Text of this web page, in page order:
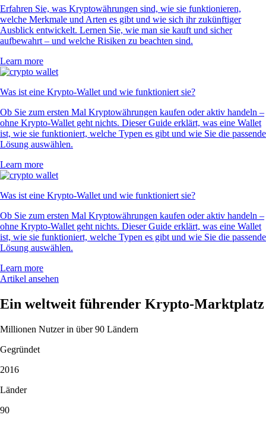
Erfahren Sie, was Kryptowährungen sind, wie sie funktionieren,
welche Merkmale und Arten es gibt und wie sich ihr zukünftiger
Ausblick entwickelt. Lernen Sie, wie man sie kauft und sicher
aufbewahrt – und welche Risiken zu beachten sind.
Learn more
Was ist eine Krypto-Wallet und wie funktioniert sie?
Ob Sie zum ersten Mal Kryptowährungen kaufen oder aktiv handeln –
ohne Krypto-Wallet geht nichts. Dieser Guide erklärt, was eine Wallet
ist, wie sie funktioniert, welche Typen es gibt und wie Sie die passende
Lösung auswählen.
Learn more
Was ist eine Krypto-Wallet und wie funktioniert sie?
Ob Sie zum ersten Mal Kryptowährungen kaufen oder aktiv handeln –
ohne Krypto-Wallet geht nichts. Dieser Guide erklärt, was eine Wallet
ist, wie sie funktioniert, welche Typen es gibt und wie Sie die passende
Lösung auswählen.
Learn more
Artikel ansehen
Ein weltweit führender Krypto-Marktplatz
Millionen Nutzer in über 90 Ländern
Gegründet
2016
Länder
90